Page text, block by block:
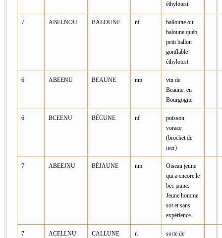
éthylotest
7 ABELNOU BALOUNE nf
balloune ou
baloune québ
petit ballon
gonflable
éthylotest
6 ABEENU BEAUNE nm
vin de
Beaune, en
Bourgogne
6 BCEENU BÉCUNE nf
poisson
vorace
(brochet de
mer)
7 ABEEJNU BÉJAUNE nm
Oiseau jeune
qui a encore le
bec jaune.
Jeune homme
sot et sans
expérience.
7 ACELLNU CALLUNE n
sorte de